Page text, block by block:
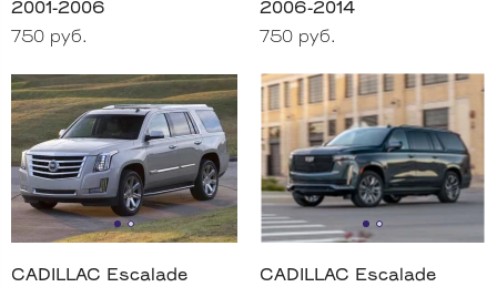
2001-2006
750 руб.
2006-2014
750 руб.
CADILLAC Escalade
CADILLAC Escalade